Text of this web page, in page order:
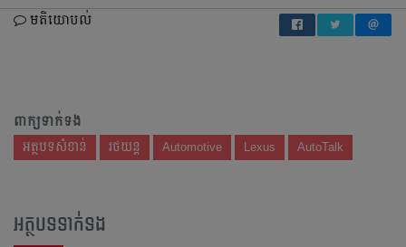
មតិយោបល់
ពាក្យទាក់ទង
អត្ថបទសំខាន់ រថយន្ត Automotive Lexus AutoTalk
អត្ថបទទាក់ទង